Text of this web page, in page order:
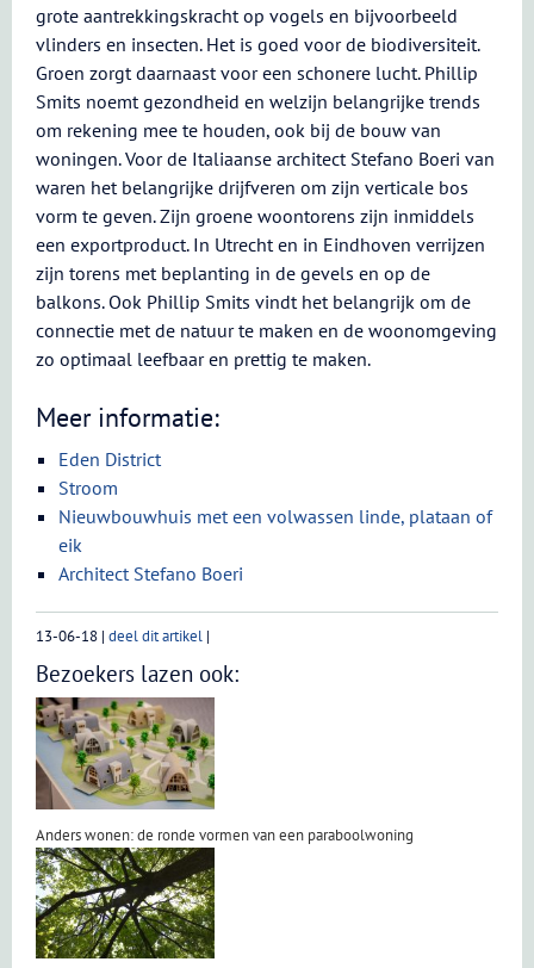
grote aantrekkingskracht op vogels en bijvoorbeeld
vlinders en insecten. Het is goed voor de biodiversiteit.
Groen zorgt daarnaast voor een schonere lucht. Phillip
Smits noemt gezondheid en welzijn belangrijke trends
om rekening mee te houden, ook bij de bouw van
woningen. Voor de Italiaanse architect Stefano Boeri van
waren het belangrijke drijfveren om zijn verticale bos
vorm te geven. Zijn groene woontorens zijn inmiddels
een exportproduct. In Utrecht en in Eindhoven verrijzen
zijn torens met beplanting in de gevels en op de
balkons. Ook Phillip Smits vindt het belangrijk om de
connectie met de natuur te maken en de woonomgeving
zo optimaal leefbaar en prettig te maken.
Meer informatie:
Eden District
Stroom
Nieuwbouwhuis met een volwassen linde, plataan of
eik
Architect Stefano Boeri
13-06-18 | deel dit artikel |
Bezoekers lazen ook:
Anders wonen: de ronde vormen van een paraboolwoning